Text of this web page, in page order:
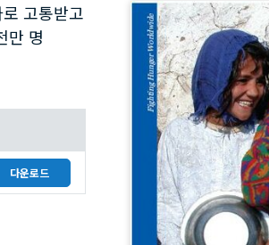
고통받고
만 명
다운로드